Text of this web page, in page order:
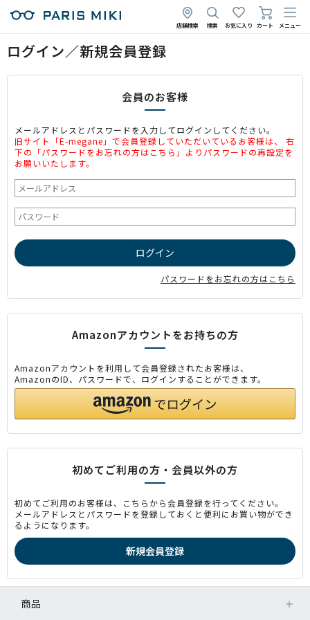
店舗検索 検索 お気に入り カート メニュー
ログイン／新規会員登録
会員のお客様
メールアドレスとパスワードを入力してログインしてください。
旧サイト「E-megane」で会員登録していただいているお客様は、 右
下の「パスワードをお忘れの方はこちら」よりパスワードの再設定を
お願いいたします。
パスワードをお忘れの方はこちら
Amazonアカウントをお持ちの方
Amazonアカウントを利用して会員登録されたお客様は、
AmazonのID、パスワードで、ログインすることができます。
初めてご利用の方・会員以外の方
初めてご利用のお客様は、こちらから会員登録を行ってください。
メールアドレスとパスワードを登録しておくと便利にお買い物ができ
るようになります。
商品